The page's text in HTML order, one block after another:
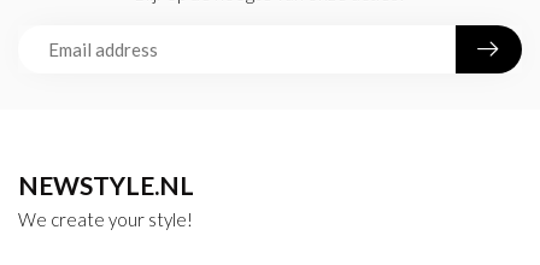
NEWSTYLE.NL
We create your style!